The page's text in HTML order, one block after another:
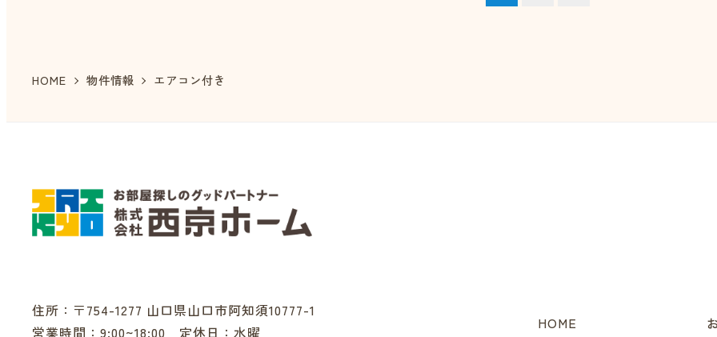
の
ジ
送
HOME 物件情報 エアコン付き
住所：〒754-1277 山口県山口市阿知須10777-1
営業時間：9:00~18:00 定休日：水曜
HOME